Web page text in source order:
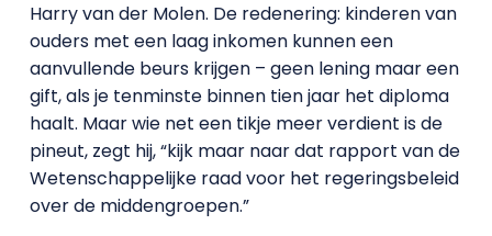
Harry van der Molen. De redenering: kinderen van
ouders met een laag inkomen kunnen een
aanvullende beurs krijgen – geen lening maar een
gift, als je tenminste binnen tien jaar het diploma
haalt. Maar wie net een tikje meer verdient is de
pineut, zegt hij, “kijk maar naar dat rapport van de
Wetenschappelijke raad voor het regeringsbeleid
over de middengroepen.”